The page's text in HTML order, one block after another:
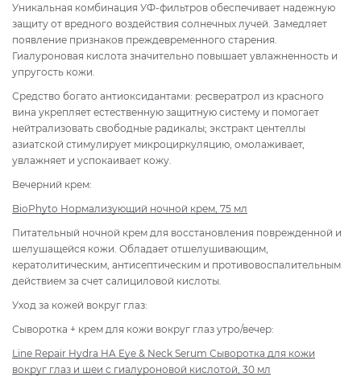
Уникальная комбинация УФ-фильтров обеспечивает надежную
защиту от вредного воздействия солнечных лучей. Замедляет
появление признаков преждевременного старения.
Гиалуроновая кислота значительно повышает увлажненность и
упругость кожи.
Средство богато антиоксидантами: ресвератрол из красного
вина укрепляет естественную защитную систему и помогает
нейтрализовать свободные радикалы; экстракт центеллы
азиатской стимулирует микроциркуляцию, омолаживает,
увлажняет и успокаивает кожу.
Вечерний крем:
BioPhyto Нормализующий ночной крем, 75 мл
Питательный ночной крем для восстановления поврежденной и
шелушащейся кожи. Обладает отшелушивающим,
кератолитическим, антисептическим и противовоспалительным
действием за счет салициловой кислоты.
Уход за кожей вокруг глаз:
Сыворотка + крем для кожи вокруг глаз утро/вечер:
Line Repair Hydra HA Eye & Neck Serum Сыворотка для кожи
вокруг глаз и шеи с гиалуроновой кислотой, 30 мл